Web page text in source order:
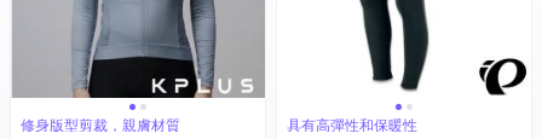
修身版型剪裁，親膚材質 具有高彈性和保暖性